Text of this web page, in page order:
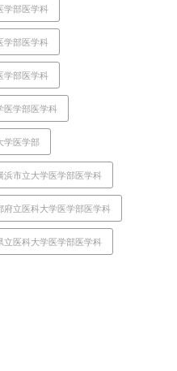
学部医学科
学部医学科
学部医学科
医学部医学科
学医学部
浜市立大学医学部医学科
府立医科大学医学部医学科
立医科大学医学部医学科